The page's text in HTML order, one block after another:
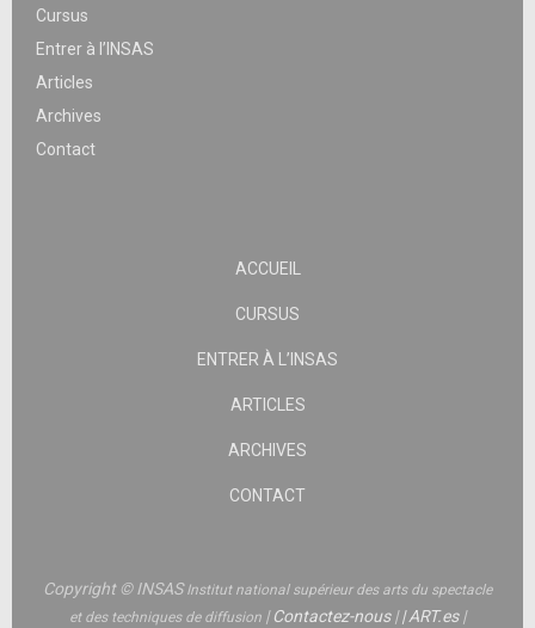
Cursus
Entrer à l’INSAS
Articles
Archives
Contact
ACCUEIL
CURSUS
ENTRER À L’INSAS
ARTICLES
ARCHIVES
CONTACT
Copyright © INSASInstitut national supérieur des arts du spectacle
et des techniques de diffusion |Contactez-nous||ART.es|